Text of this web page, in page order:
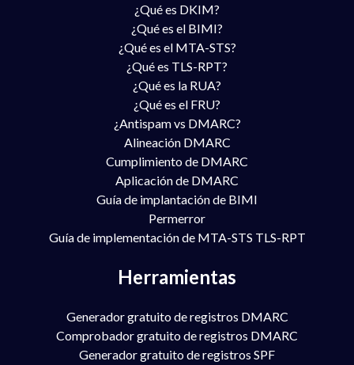
¿Qué es DKIM?
¿Qué es el BIMI?
¿Qué es el MTA-STS?
¿Qué es TLS-RPT?
¿Qué es la RUA?
¿Qué es el FRU?
¿Antispam vs DMARC?
Alineación DMARC
Cumplimiento de DMARC
Aplicación de DMARC
Guía de implantación de BIMI
Permerror
Guía de implementación de MTA-STS TLS-RPT
Herramientas
Generador gratuito de registros DMARC
Comprobador gratuito de registros DMARC
Generador gratuito de registros SPF